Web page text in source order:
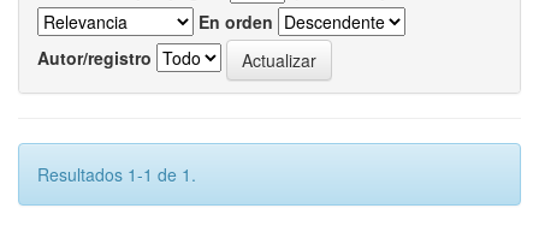
En orden
Autor/registro
Resultados 1-1 de 1.